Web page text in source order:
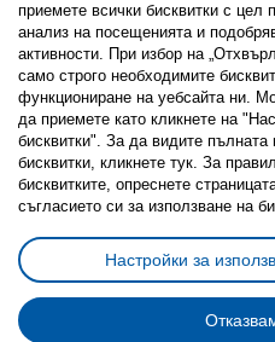
Последвайте ни:
FacebookTwitterYoutubePinterest
Политика за
Избор на настройки за
Условия за ползване на ikea.bg
Политика за защита на
Общи условия на
приемете всички бисквитки с цел
анализ на посещенията и
активности. При избор на
само строго необходимитe
функциониране на уебсайта ни.
да приемете като кликнете на
бисквитки". За да видите
бисквитки, кликнете тук. За
бисквитките, опреснете
съгласието си за използване на
Настройки за